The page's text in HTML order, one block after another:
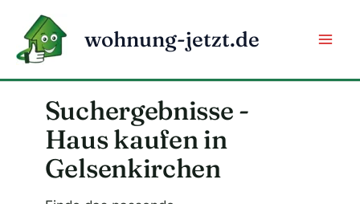
Inhalt
springen
wohnung-jetzt.de
Suchergebnisse -
Haus kaufen in
Gelsenkirchen